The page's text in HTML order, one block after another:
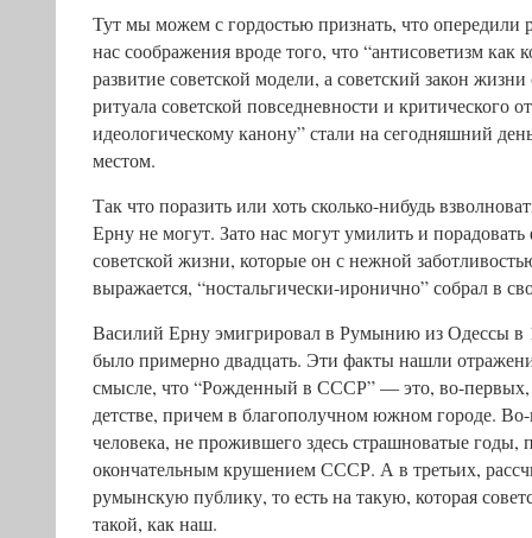
Тут мы можем с гордостью признать, что опередили
нас соображения вроде того, что “антисоветизм как
развитие советской модели, а советский закон
ритуала советской повседневности и критического
идеологическому канону” стали на сегодняшний
местом.
Так что поразить или хоть сколько-нибудь
Ерну не могут. Зато нас могут умилить и
советской жизни, которые он с нежной
выражается, “ностальгически-иронично” собрал в
Василий Ерну эмигрировал в Румынию из Одессы в
было примерно двадцать. Эти факты нашли
смысле, что “Рожденный в СССР” — это, во-
детстве, причем в благополучном южном городе.
человека, не прожившего здесь страшноватые годы,
окончательным крушением СССР. А в третьих,
румынскую публику, то есть на такую, которая
такой, как наш.